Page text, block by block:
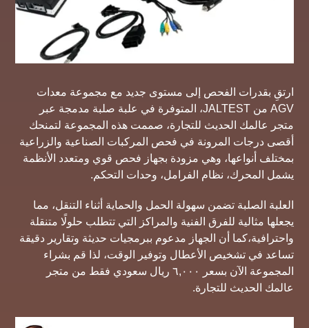
ارتقِ بقدرات الفحص إلى مستوى جديد مع مجموعة معدات
AGV من JALTEST، المتوفرة في علبة صلبة مدمجة عبر
متجر عالمك الحديث للتجارة، صممت هذه المجموعة لتمنحك
أقصى درجات المرونة في فحص المركبات الصناعية والزراعية
بمختلف أنواعها، وهي مزودة بجهاز فحص قوي ومتعدد الأنظمة
يشمل المحرك، نظام الفرامل، وحدات التحكم.
العلبة الصلبة تضمن سهولة الحمل والحماية أثناء التنقل، مما
يجعلها مثالية للفرق الفنية والمراكز التي تتطلب حلولًا متنقلة
واحترافية،كما أن الجهاز مدعوم ببرمجيات حديثة وتقارير دقيقة
تساعد في تشخيص الأعطال وتوفير الوقت، لذا قم بشراء
المجموعة الآن بسعر ٦,٠٠٠ ريال سعودي فقط من متجر
عالمك الحديث للتجارة.